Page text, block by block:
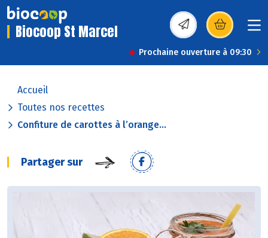
Biocoop St Marcel (s’ouvre dans une
Prochaine ouverture à 09:30
Accueil
Toutes nos recettes
Confiture de carottes à l’orange...
Partager sur